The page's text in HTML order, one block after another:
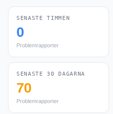
SENASTE TIMMEN
0
Problemrapporter
SENASTE 30 DAGARNA
70
Problemrapporter